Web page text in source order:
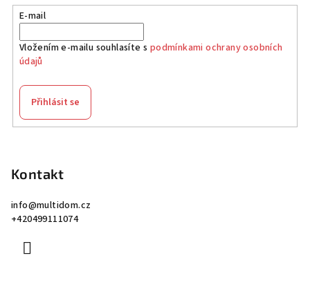
E-mail
Vložením e-mailu souhlasíte s podmínkami ochrany osobních
údajů
Přihlásit se
Kontakt
info@multidom.cz
+420499111074